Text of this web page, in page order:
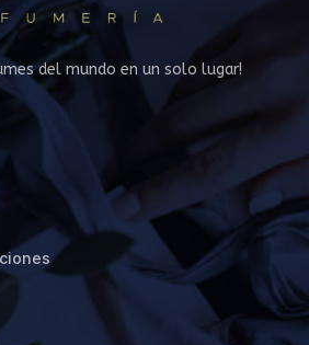
Diseñador
del mundo en un solo lugar!